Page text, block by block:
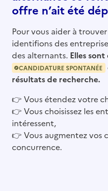
offre n’ait été
Pour vous aider à
identifions des
des alternants. Elles
CANDIDATURE SPONTANÉE
résultats de recherche.
👉 Vous étendez votre
👉 Vous choisissez les
intéressent,
👉 Vous augmentez vos
concurrence.